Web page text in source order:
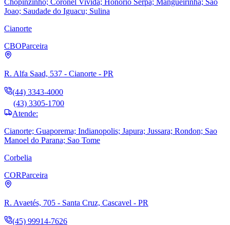
Chopinzinho; Coronel Vivida; Honorio Serpa; Mangueirinha; Sao
Joao; Saudade do Iguacu; Sulina
Cianorte
CBOParceira
R. Alfa Saad, 537 - Cianorte - PR
(44) 3343-4000
(43) 3305-1700
Atende:
Cianorte; Guaporema; Indianopolis; Japura; Jussara; Rondon; Sao
Manoel do Parana; Sao Tome
Corbelia
CORParceira
R. Avaetés, 705 - Santa Cruz, Cascavel - PR
(45) 99914-7626